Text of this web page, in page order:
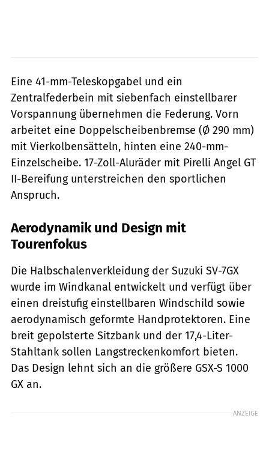
Eine 41-mm-Teleskopgabel und ein
Zentralfederbein mit siebenfach einstellbarer
Vorspannung übernehmen die Federung. Vorn
arbeitet eine Doppelscheibenbremse (Ø 290 mm)
mit Vierkolbensätteln, hinten eine 240-mm-
Einzelscheibe. 17-Zoll-Aluräder mit Pirelli Angel GT
II-Bereifung unterstreichen den sportlichen
Anspruch.
Aerodynamik und Design mit
Tourenfokus
Die Halbschalenverkleidung der Suzuki SV-7GX
wurde im Windkanal entwickelt und verfügt über
einen dreistufig einstellbaren Windschild sowie
aerodynamisch geformte Handprotektoren. Eine
breit gepolsterte Sitzbank und der 17,4-Liter-
Stahltank sollen Langstreckenkomfort bieten.
Das Design lehnt sich an die größere GSX-S 1000
GX an.
ANZEIGE